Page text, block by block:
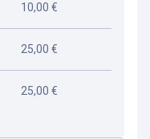
10,00 €
25,00 €
25,00 €